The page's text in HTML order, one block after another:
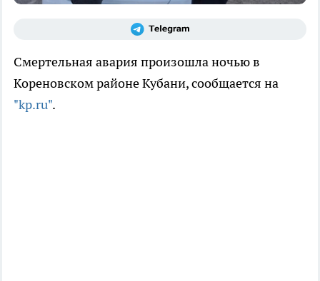
Смертельная авария произошла ночью в
Кореновском районе Кубани, сообщается на
"kp.ru".